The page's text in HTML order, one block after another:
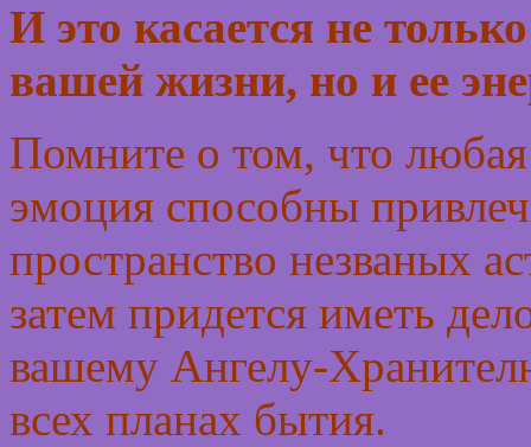
И это касается не
вашей жизни, но и ее
Помните о том, что
эмоция способны
пространство незваных
затем придется иметь
вашему Ангелу-
всех планах бытия.